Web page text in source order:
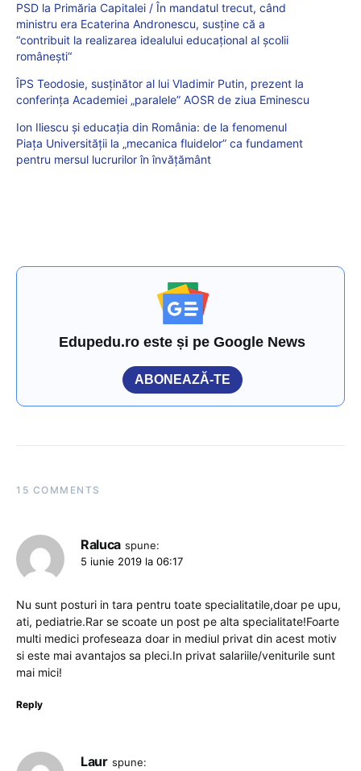
PSD la Primăria Capitalei / În mandatul trecut, când
ministru era Ecaterina Andronescu, susține că a
“contribuit la realizarea idealului educaţional al şcolii
româneşti“
ÎPS Teodosie, susținător al lui Vladimir Putin, prezent la
conferința Academiei „paralele” AOSR de ziua Eminescu
Ion Iliescu și educația din România: de la fenomenul
Piața Universității la „mecanica fluidelor” ca fundament
pentru mersul lucrurilor în învățământ
Edupedu.ro este și pe Google News
ABONEAZĂ-TE
15 COMMENTS
Raluca spune:
5 iunie 2019 la 06:17
Nu sunt posturi in tara pentru toate specialitatile,doar pe upu,
ati, pediatrie.Rar se scoate un post pe alta specialitate!Foarte
multi medici profeseaza doar in mediul privat din acest motiv
si este mai avantajos sa pleci.In privat salariile/veniturile sunt
mai mici!
Reply
Laur spune: